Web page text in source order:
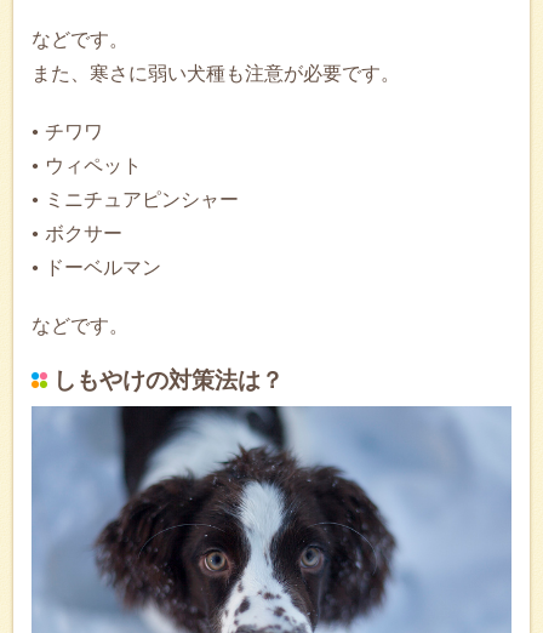
などです。
また、寒さに弱い犬種も注意が必要です。
チワワ
ウィペット
ミニチュアピンシャー
ボクサー
ドーベルマン
などです。
しもやけの対策法は？